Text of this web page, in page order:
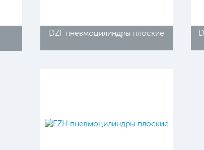
DZF пневмоцилиндры плоские